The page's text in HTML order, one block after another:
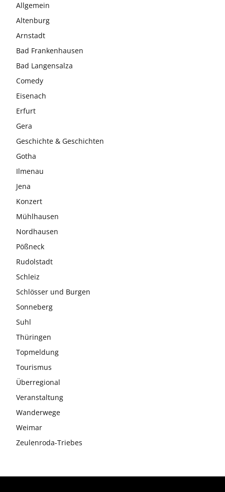
Allgemein
Altenburg
Arnstadt
Bad Frankenhausen
Bad Langensalza
Comedy
Eisenach
Erfurt
Gera
Geschichte & Geschichten
Gotha
Ilmenau
Jena
Konzert
Mühlhausen
Nordhausen
Pößneck
Rudolstadt
Schleiz
Schlösser und Burgen
Sonneberg
Suhl
Thüringen
Topmeldung
Tourismus
Überregional
Veranstaltung
Wanderwege
Weimar
Zeulenroda-Triebes